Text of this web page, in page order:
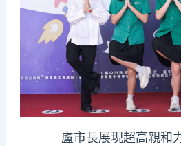
盧市長展現超高親和